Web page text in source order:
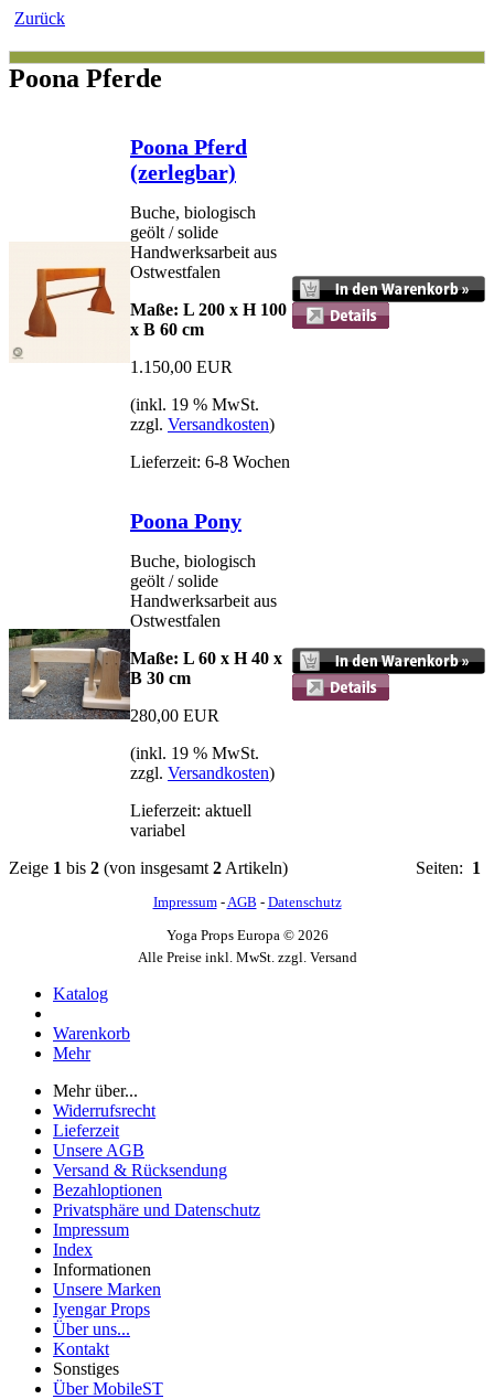
Zurück
Poona Pferde
Poona Pferd
(zerlegbar)
Buche, biologisch
geölt / solide
Handwerksarbeit aus
Ostwestfalen
Maße: L 200 x H 100
x B 60 cm
1.150,00 EUR
(inkl. 19 % MwSt.
zzgl. Versandkosten)
Lieferzeit: 6-8 Wochen
Poona Pony
Buche, biologisch
geölt / solide
Handwerksarbeit aus
Ostwestfalen
Maße: L 60 x H 40 x
B 30 cm
280,00 EUR
(inkl. 19 % MwSt.
zzgl. Versandkosten)
Lieferzeit: aktuell
variabel
Zeige 1 bis 2 (von insgesamt 2 Artikeln) Seiten: 1
Impressum-AGB - Datenschutz
Yoga Props Europa © 2026
Alle Preise inkl. MwSt. zzgl. Versand
Katalog
Warenkorb
Mehr
Mehr über...
Widerrufsrecht
Lieferzeit
Unsere AGB
Versand & Rücksendung
Bezahloptionen
Privatsphäre und Datenschutz
Impressum
Index
Informationen
Unsere Marken
Iyengar Props
Über uns...
Kontakt
Sonstiges
Über MobileST